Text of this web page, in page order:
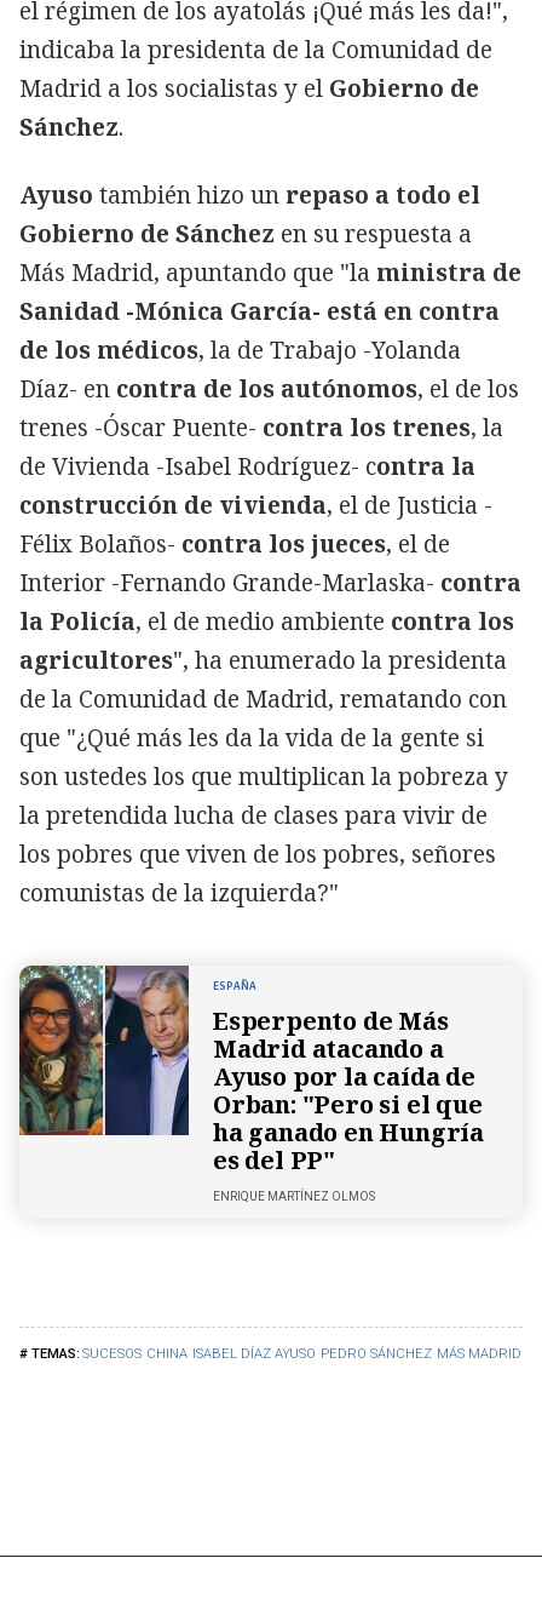
SUCESOS CHINA ISABEL DÍAZ AYUSO PEDRO SÁNCHEZ MÁS MADRID
el régimen de los ayatolás ¡Qué más les da!",
indicaba la presidenta de la Comunidad de
Madrid a los socialistas y el Gobierno de
Sánchez.
Ayuso también hizo un repaso a todo el
Gobierno de Sánchez en su respuesta a
Más Madrid, apuntando que "la ministra de
Sanidad -Mónica García- está en contra
de los médicos, la de Trabajo -Yolanda
Díaz- en contra de los autónomos, el de los
trenes -Óscar Puente- contra los trenes, la
de Vivienda -Isabel Rodríguez- contra la
construcción de vivienda, el de Justicia -
Félix Bolaños- contra los jueces, el de
Interior -Fernando Grande-Marlaska- contra
la Policía, el de medio ambiente contra los
agricultores", ha enumerado la presidenta
de la Comunidad de Madrid, rematando con
que "¿Qué más les da la vida de la gente si
son ustedes los que multiplican la pobreza y
la pretendida lucha de clases para vivir de
los pobres que viven de los pobres, señores
comunistas de la izquierda?"
ESPAÑA
Esperpento de Más
Madrid atacando a
Ayuso por la caída de
Orban: "Pero si el que
ha ganado en Hungría
es del PP"
ENRIQUE MARTÍNEZ OLMOS